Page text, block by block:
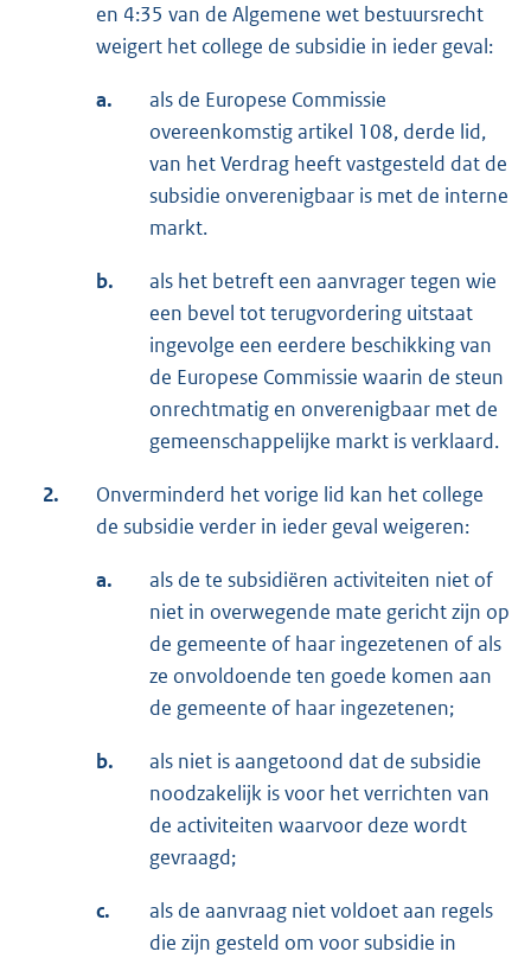
en 4:35 van de Algemene wet bestuursrecht
weigert het college de subsidie in ieder geval:
a.
als de Europese Commissie
overeenkomstig artikel 108, derde lid,
van het Verdrag heeft vastgesteld dat de
subsidie onverenigbaar is met de interne
markt.
b.
als het betreft een aanvrager tegen wie
een bevel tot terugvordering uitstaat
ingevolge een eerdere beschikking van
de Europese Commissie waarin de steun
onrechtmatig en onverenigbaar met de
gemeenschappelijke markt is verklaard.
2.
Onverminderd het vorige lid kan het college
de subsidie verder in ieder geval weigeren:
a.
als de te subsidiëren activiteiten niet of
niet in overwegende mate gericht zijn op
de gemeente of haar ingezetenen of als
ze onvoldoende ten goede komen aan
de gemeente of haar ingezetenen;
b.
als niet is aangetoond dat de subsidie
noodzakelijk is voor het verrichten van
de activiteiten waarvoor deze wordt
gevraagd;
c.
als de aanvraag niet voldoet aan regels
die zijn gesteld om voor subsidie in